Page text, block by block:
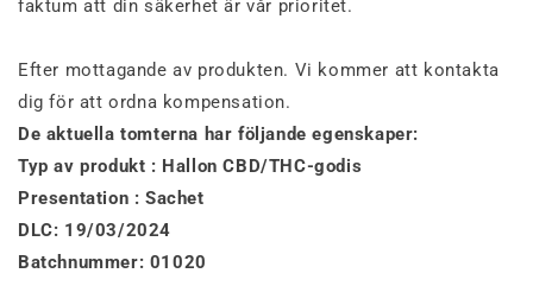
faktum att din säkerhet är vår prioritet.
Efter mottagande av produkten. Vi kommer att kontakta
dig för att ordna kompensation.
De aktuella tomterna har följande egenskaper:
Typ av produkt : Hallon CBD/THC-godis
Presentation : Sachet
DLC: 19/03/2024
Batchnummer: 01020